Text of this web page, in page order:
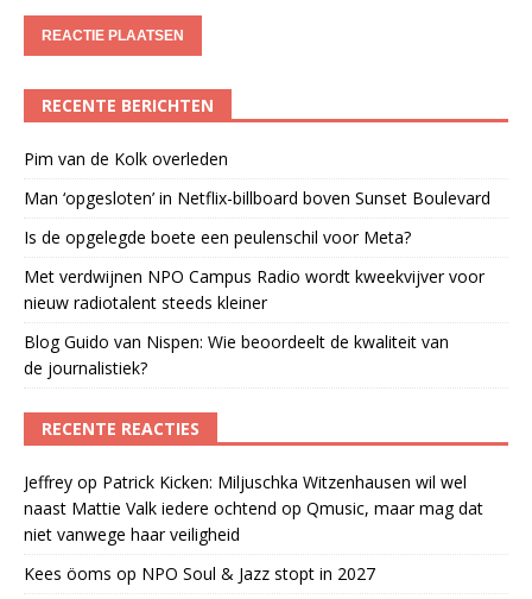
RECENTE BERICHTEN
Pim van de Kolk overleden
Man ‘opgesloten’ in Netflix-billboard boven Sunset Boulevard
Is de opgelegde boete een peulenschil voor Meta?
Met verdwijnen NPO Campus Radio wordt kweekvijver voor
nieuw radiotalent steeds kleiner
Blog Guido van Nispen: Wie beoordeelt de kwaliteit van
de journalistiek?
RECENTE REACTIES
Jeffrey op Patrick Kicken: Miljuschka Witzenhausen wil wel
naast Mattie Valk iedere ochtend op Qmusic, maar mag dat
niet vanwege haar veiligheid
Kees öoms op NPO Soul & Jazz stopt in 2027